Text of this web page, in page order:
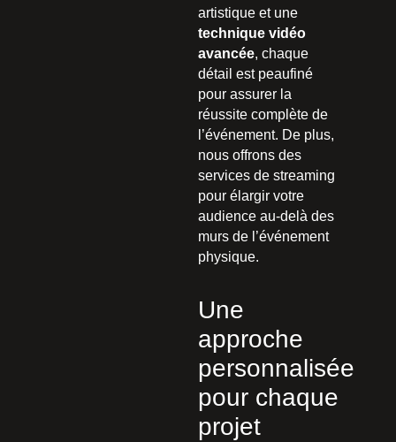
artistique et une
technique vidéo
avancée, chaque
détail est peaufiné
pour assurer la
réussite complète de
l’événement. De plus,
nous offrons des
services de streaming
pour élargir votre
audience au-delà des
murs de l’événement
physique.
Une
approche
personnalisée
pour chaque
projet